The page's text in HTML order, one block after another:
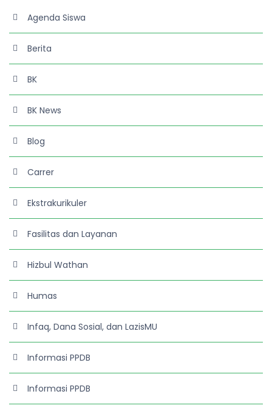
Agenda Siswa
Berita
BK
BK News
Blog
Carrer
Ekstrakurikuler
Fasilitas dan Layanan
Hizbul Wathan
Humas
Infaq, Dana Sosial, dan LazisMU
Informasi PPDB
Informasi PPDB